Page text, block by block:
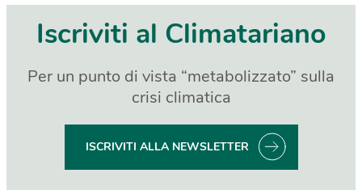
Iscriviti al Climatariano
Per un punto di vista “metabolizzato” sulla
crisi climatica
ISCRIVITI ALLA NEWSLETTER